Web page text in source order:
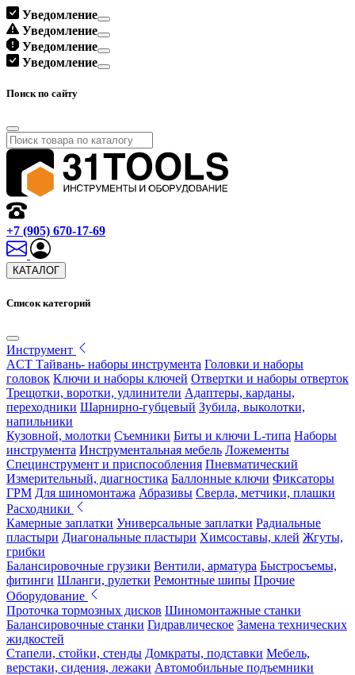
Уведомление
Уведомление
Уведомление
Уведомление
Поиск по сайту
+7 (905) 670-17-69
КАТАЛОГ
Список категорий
Инструмент
ACT Тайвань- наборы инструмента Головки и наборы
головок Ключи и наборы ключей Отвертки и наборы отверток
Трещотки, воротки, удлинители Адаптеры, карданы,
переходники Шарнирно-губцевый Зубила, выколотки,
напильники
Кузовной, молотки Съемники Биты и ключи L-типа Наборы
инструмента Инструментальная мебель Ложементы
Специнструмент и приспособления Пневматический
Измерительный, диагностика Баллонные ключи Фиксаторы
ГРМ Для шиномонтажа Абразивы Сверла, метчики, плашки
Расходники
Камерные заплатки Универсальные заплатки Радиальные
пластыри Диагональные пластыри Химсоставы, клей Жгуты,
грибки
Балансировочные грузики Вентили, арматура Быстросъемы,
фитинги Шланги, рулетки Ремонтные шипы Прочие
Оборудование
Проточка тормозных дисков Шиномонтажные станки
Балансировочные станки Гидравлическое Замена технических
жидкостей
Стапели, стойки, стенды Домкраты, подставки Мебель,
верстаки, сидения, лежаки Автомобильные подъемники